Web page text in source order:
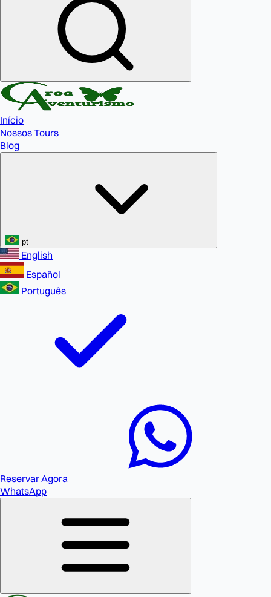
Início
Nossos Tours
Blog
pt
English
Español
Português
Reservar Agora
WhatsApp